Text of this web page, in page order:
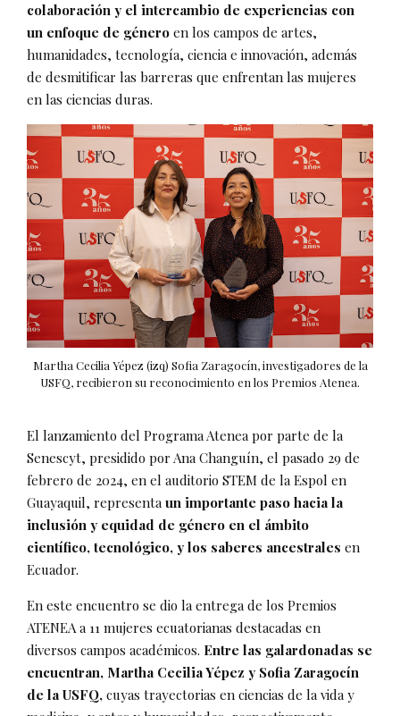
colaboración y el intercambio de experiencias con
un enfoque de género en los campos de artes,
humanidades, tecnología, ciencia e innovación, además
de desmitificar las barreras que enfrentan las mujeres
en las ciencias duras.
Martha Cecilia Yépez (izq) Sofia Zaragocín, investigadores de la
USFQ, recibieron su reconocimiento en los Premios Atenea.
El lanzamiento del Programa Atenea por parte de la
Senescyt, presidido por Ana Changuín, el pasado 29 de
febrero de 2024, en el auditorio STEM de la Espol en
Guayaquil, representa un importante paso hacia la
inclusión y equidad de género en el ámbito
científico, tecnológico, y los saberes ancestrales en
Ecuador.
En este encuentro se dio la entrega de los Premios
ATENEA a 11 mujeres ecuatorianas destacadas en
diversos campos académicos. Entre las galardonadas se
encuentran, Martha Cecilia Yépez y Sofia Zaragocín
de la USFQ, cuyas trayectorias en ciencias de la vida y